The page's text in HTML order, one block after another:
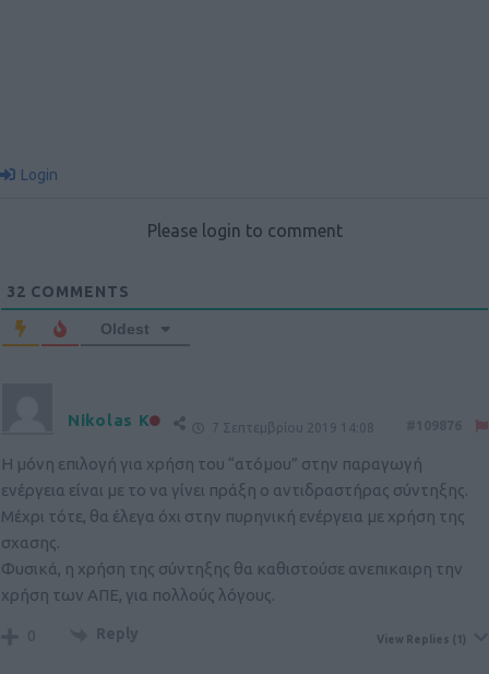
Login
Please login to comment
32 COMMENTS
Oldest
Nikolas K 7 Σεπτεμβρίου 2019 14:08
Η μόνη επιλογή για χρήση του “ατόμου” στην παραγωγή
ενέργεια είναι με το να γίνει πράξη ο αντιδραστήρας σύντηξης.
Μέχρι τότε, θα έλεγα όχι στην πυρηνική ενέργεια με χρήση της
σχασης.
Φυσικά, η χρήση της σύντηξης θα καθιστούσε ανεπικαιρη την
χρήση των ΑΠΕ, για πολλούς λόγους.
0 Reply View Replies (1)